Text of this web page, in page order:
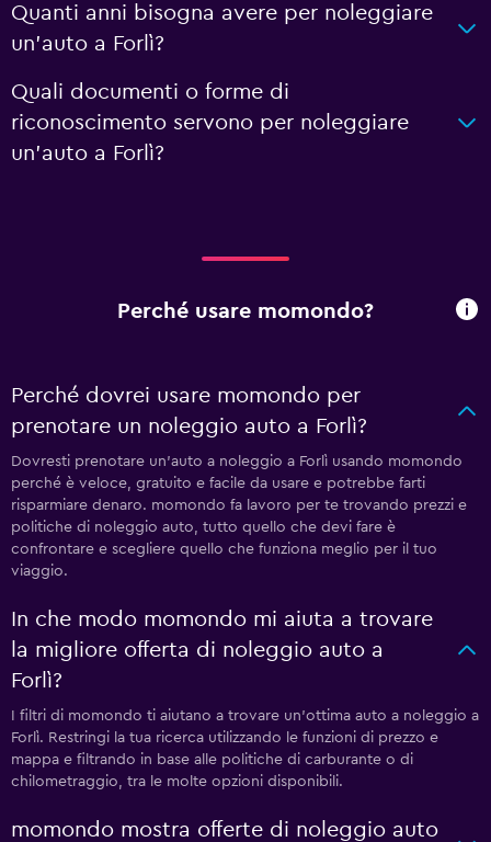
Quanti anni bisogna avere per noleggiare
un'auto a Forlì?
Quali documenti o forme di
riconoscimento servono per noleggiare
un'auto a Forlì?
Perché usare momondo?
Perché dovrei usare momondo per
prenotare un noleggio auto a Forlì?
Dovresti prenotare un'auto a noleggio a Forlì usando momondo
perché è veloce, gratuito e facile da usare e potrebbe farti
risparmiare denaro. momondo fa lavoro per te trovando prezzi e
politiche di noleggio auto, tutto quello che devi fare è
confrontare e scegliere quello che funziona meglio per il tuo
viaggio.
In che modo momondo mi aiuta a trovare
la migliore offerta di noleggio auto a
Forlì?
I filtri di momondo ti aiutano a trovare un'ottima auto a noleggio a
Forlì. Restringi la tua ricerca utilizzando le funzioni di prezzo e
mappa e filtrando in base alle politiche di carburante o di
chilometraggio, tra le molte opzioni disponibili.
momondo mostra offerte di noleggio auto